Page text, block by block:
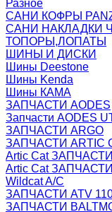
Разное
САНИ КОФРЫ
САНИ НАКЛАДКИ
ТОПОРЫ,ЛОПАТЫ
ШИНЫ И ДИСКИ
Шины Deestone
Шины Kenda
Шины КАМА
ЗАПЧАСТИ AODES
Запчасти AODES
ЗАПЧАСТИ ARGO
ЗАПЧАСТИ ARTIC
Artic Cat
Artic Cat
Wildcat A/C
ЗАПЧАСТИ ATV
ЗАПЧАСТИ